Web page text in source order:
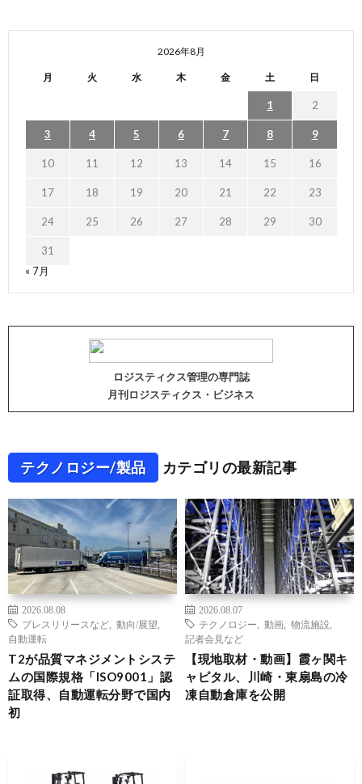
2026年8月
月 火 水 木 金 土 日
1 2
3 4 5 6 7 8 9
10 11 12 13 14 15 16
17 18 19 20 21 22 23
24 25 26 27 28 29 30
31
« 7月
ロジスティクス管理の専門誌
月刊ロジスティクス・ビジネス
テクノロジー/製品 カテゴリの最新記事
2026.08.08
プレスリリースなど
動向/展望
自動運転
T2が品質マネジメントシステ
ムの国際規格「ISO9001」認
証取得、自動運転分野で国内
初
2026.08.07
テクノロジー
動画 物流施設
記者会見など
【現地取材・動画】霞ヶ関キ
ャピタル、川崎・東扇島の冷
凍自動倉庫を公開